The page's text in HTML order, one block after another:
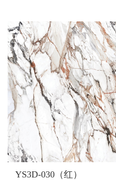
YS3D-030（红）